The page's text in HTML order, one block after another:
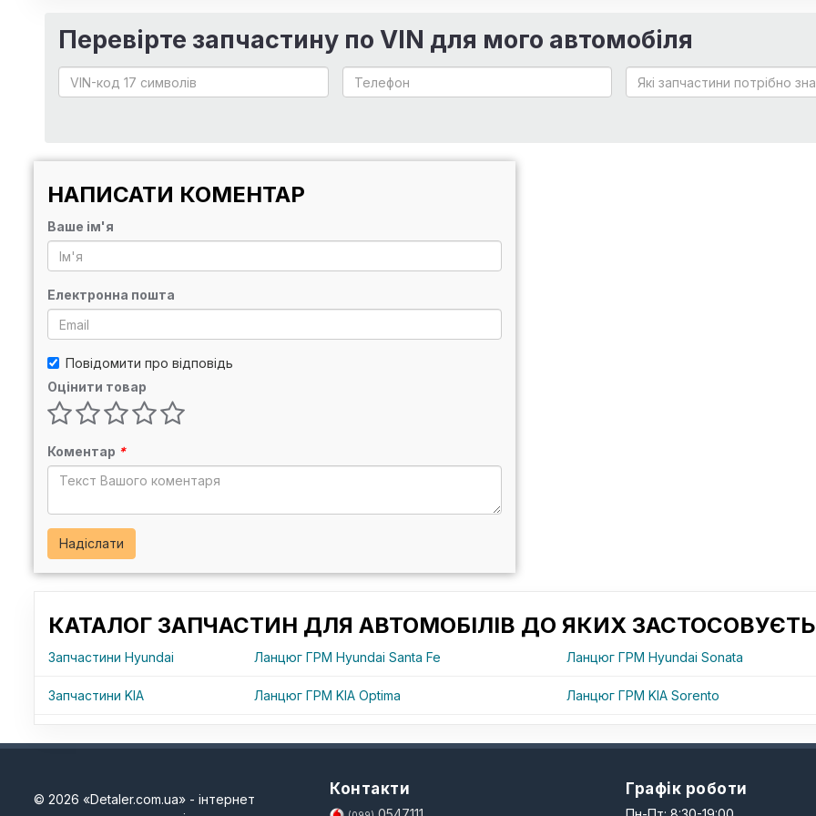
Перевірте запчастину по VIN для мого автомобіля
НАПИСАТИ КОМЕНТАР
Ваше ім'я
Електронна пошта
Повідомити про відповідь
Оцінити товар
Коментар *
Надіслати
КАТАЛОГ ЗАПЧАСТИН ДЛЯ АВТОМОБІЛІВ ДО ЯКИХ
Запчастини Hyundai Ланцюг ГРМ Hyundai Santa Fe Ланцюг ГРМ Hyundai Sonata
Запчастини KIA Ланцюг ГРМ KIA Optima Ланцюг ГРМ KIA Sorento
© 2026 «Detaler.com.ua» - інтернет
Контакти Графік роботи